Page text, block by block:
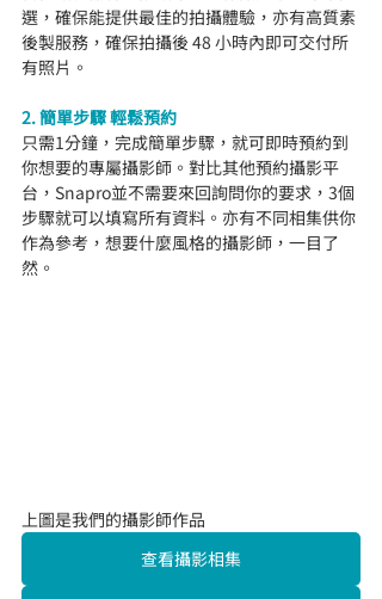
選，確保能提供最佳的拍攝體驗，亦有高質素
後製服務，確保拍攝後 48 小時內即可交付所
有照片。
2. 簡單步驟 輕鬆預約
只需1分鐘，完成簡單步驟，就可即時預約到
你想要的專屬攝影師。對比其他預約攝影平
台，Snapro並不需要來回詢問你的要求，3個
步驟就可以填寫所有資料。亦有不同相集供你
作為參考，想要什麼風格的攝影師，一目了
然。
上圖是我們的攝影師作品
查看攝影相集